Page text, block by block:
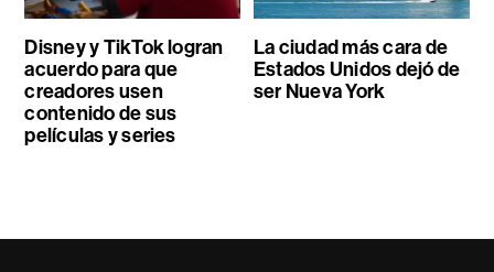
Disney y TikTok logran
acuerdo para que
creadores usen
contenido de sus
películas y series
La ciudad más cara de
Estados Unidos dejó de
ser Nueva York